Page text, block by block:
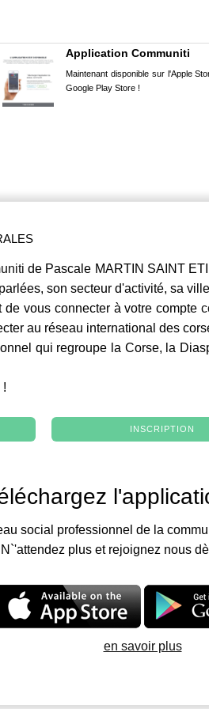
Application Communiti
Maintenant disponible sur l'Apple
Google Play Store !
de Pascale MARTIN SAINT
son secteur d'activité, sa
de vous connecter à votre compte
au réseau international des
qui regroupe la Corse, la
!
INSCRIPTION
social professionnel de la
N`'attendez plus et rejoignez nous
en savoir plus